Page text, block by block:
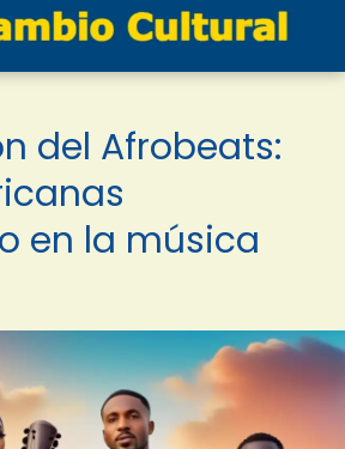
del Afrobeats:
en la música